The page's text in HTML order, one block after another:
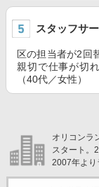
スタッフサ
区の担当者が2回
親切で仕事が切
（40代／女性）
オリコンラ
スタート。
2007年より